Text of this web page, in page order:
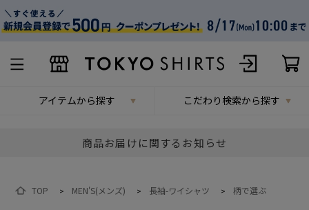
アイテムから探す こだわり検索から探す
商品お届けに関するお知らせ
TOP > MEN'S(メンズ) > 長袖-ワイシャツ > 柄で選ぶ